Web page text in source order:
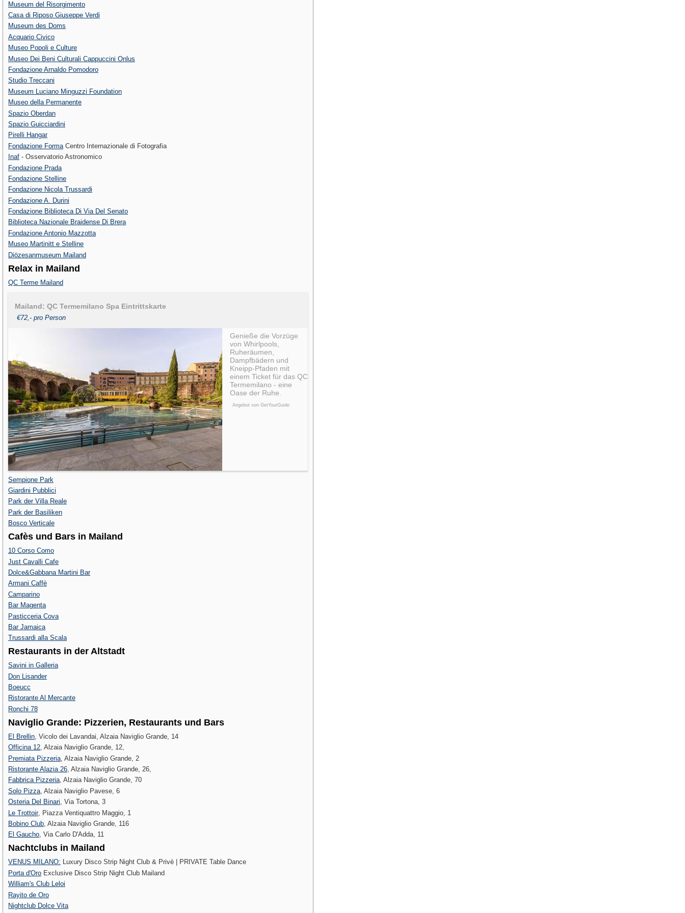
Museum del Risorgimento
Casa di Riposo Giuseppe Verdi
Museum des Doms
Acquario Civico
Museo Popoli e Culture
Museo Dei Beni Culturali Cappuccini Onlus
Fondazione Arnaldo Pomodoro
Studio Treccani
Museum Luciano Minguzzi Foundation
Museo della Permanente
Spazio Oberdan
Spazio Guicciardini
Pirelli Hangar
Fondazione Forma Centro Internazionale di Fotografia
Inaf - Osservatorio Astronomico
Fondazione Prada
Fondazione Stelline
Fondazione Nicola Trussardi
Fondazione A. Durini
Fondazione Biblioteca Di Via Del Senato
Biblioteca Nazionale Braidense Di Brera
Fondazione Antonio Mazzotta
Museo Martinitt e Stelline
Diözesanmuseum Mailand
Relax in Mailand
QC Terme Mailand
Mailand: QC Termemilano Spa Eintrittskarte
€72,- pro Person
Genieße die Vorzüge
von Whirlpools,
Ruheräumen,
Dampfbädern und
Kneipp-Pfaden mit
einem Ticket für das QC
Termemilano - eine
Oase der Ruhe.
Angebot von GetYourGuide
Sempione Park
Giardini Pubblici
Park der Villa Reale
Park der Basiliken
Bosco Verticale
Cafès und Bars in Mailand
10 Corso Como
Just Cavalli Cafe
Dolce&Gabbana Martini Bar
Armani Caffè
Camparino
Bar Magenta
Pasticceria Cova
Bar Jamaica
Trussardi alla Scala
Restaurants in der Altstadt
Savini in Galleria
Don Lisander
Boeucc
Ristorante Al Mercante
Ronchi 78
Naviglio Grande: Pizzerien, Restaurants und Bars
El Brellin , Vicolo dei Lavandai, Alzaia Naviglio Grande, 14
Officina 12, Alzaia Naviglio Grande, 12,
Premiata Pizzeria , Alzaia Naviglio Grande, 2
Ristorante Alazia 26, Alzaia Naviglio Grande, 26,
Fabbrica Pizzeria, Alzaia Naviglio Grande, 70
Solo Pizza , Alzaia Naviglio Pavese, 6
Osteria Del Binari, Via Tortona, 3
Le Trottoir‎, Piazza Ventiquattro Maggio, 1
Bobino Club, Alzaia Naviglio Grande, 116
El Gaucho, Via Carlo D'Adda, 11
Nachtclubs in Mailand
VENUS MILANO: Luxury Disco Strip Night Club & Privè | PRIVATE Table Dance
Porta d'Oro Exclusive Disco Strip Night Club Mailand
William's Club Leloi
Rayito de Oro
Nightclub Dolce Vita